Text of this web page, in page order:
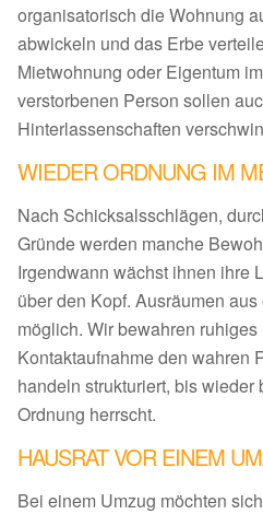
organisatorisch die Wohnung
abwickeln und das Erbe
Mietwohnung oder Eigentum
verstorbenen Person sollen
Hinterlassenschaften
WIEDER ORDNUNG IM
Nach Schicksalsschlägen,
Gründe werden manche
Irgendwann wächst ihnen ihre
über den Kopf. Ausräumen
möglich. Wir bewahren
Kontaktaufnahme den wahren
handeln strukturiert, bis
Ordnung herrscht.
HAUSRAT VOR EINEM
Bei einem Umzug möchten